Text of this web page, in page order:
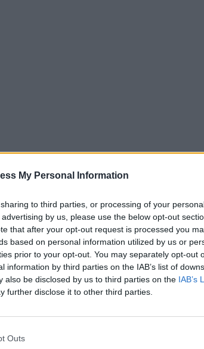
My Personal Information
to third parties, or processing of your
by us, please use the below opt-out
that after your opt-out request is processed you
based on personal information utilized by us or
prior to your opt-out. You may separately opt-out
information by third parties on the IAB’s list of
also be disclosed by us to third parties on the IAB’s
further disclose it to other third parties.
Outs